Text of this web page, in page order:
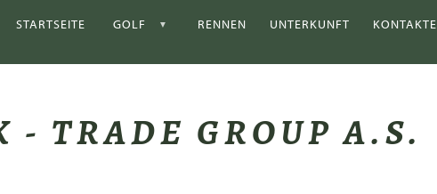
STARTSEITE GOLF RENNEN UNTERKUNFT KONTAKTE
- TRADE GROUP A.S.